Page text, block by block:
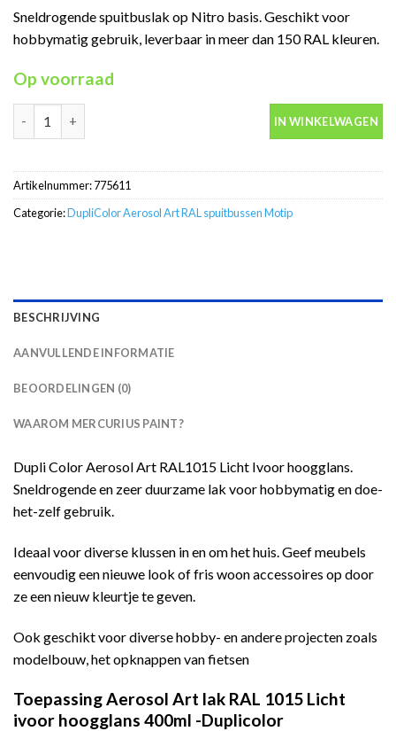
Sneldrogende spuitbuslak op Nitro basis. Geschikt voor
hobbymatig gebruik, leverbaar in meer dan 150 RAL kleuren.
Op voorraad
IN WINKELWAGEN
Artikelnummer:775611
Categorie:DupliColor Aerosol Art RAL spuitbussen Motip
BESCHRIJVING
AANVULLENDE INFORMATIE
BEOORDELINGEN (0)
WAAROM MERCURIUS PAINT?
Dupli Color Aerosol Art RAL1015 Licht Ivoor hoogglans.
Sneldrogende en zeer duurzame lak voor hobbymatig en doe-
het-zelf gebruik.
Ideaal voor diverse klussen in en om het huis. Geef meubels
eenvoudig een nieuwe look of fris woon accessoires op door
ze een nieuw kleurtje te geven.
Ook geschikt voor diverse hobby- en andere projecten zoals
modelbouw, het opknappen van fietsen
Toepassing Aerosol Art lak RAL 1015 Licht
ivoor hoogglans 400ml -Duplicolor